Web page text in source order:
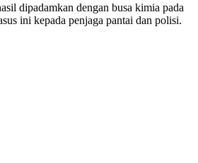
dipadamkan dengan busa kimia pada
ini kepada penjaga pantai dan polisi.